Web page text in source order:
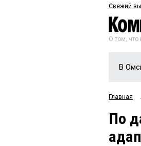
Свежий
О том,
В
Главная
По